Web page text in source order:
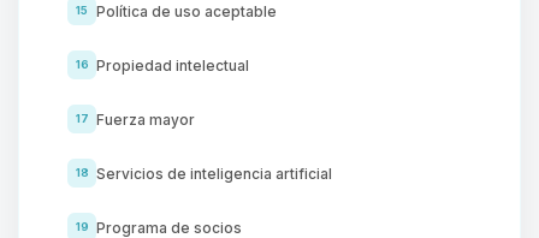
15 Política de uso aceptable
16 Propiedad intelectual
17 Fuerza mayor
18 Servicios de inteligencia artificial
19 Programa de socios